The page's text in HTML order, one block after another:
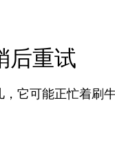
后重试
它可能正忙着刷